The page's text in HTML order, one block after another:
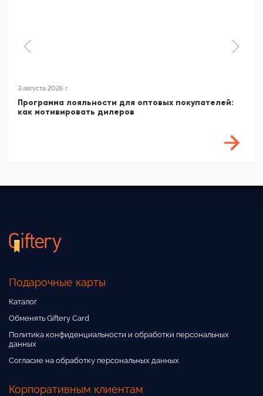
3 августа 2026 г.
Программа лояльности для оптовых покупателей:
как мотивировать дилеров
Подарочные карты
Каталог
Обменять Giftery Card
Политика конфиденциальности и обработки персональных
данных
Согласие на обработку персональных данных
Корпоративным клиентам